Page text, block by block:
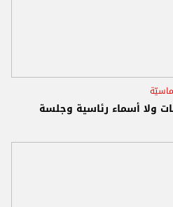
ولا أسماء رئاسية وجلسة